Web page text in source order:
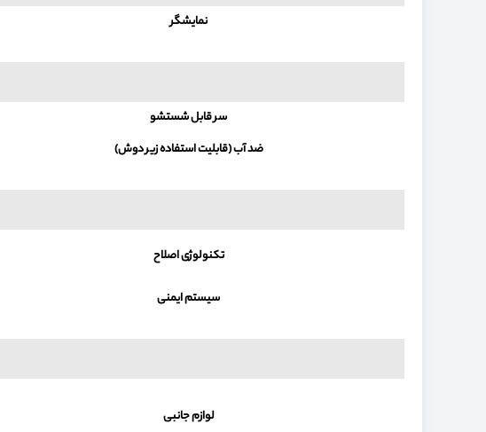
نمایشگر
سر قابل شستشو
ضد آب (قابلیت استفاده زیر دوش)
تکنولوژی اصلاح
سیستم ایمنی
لوازم جانبی